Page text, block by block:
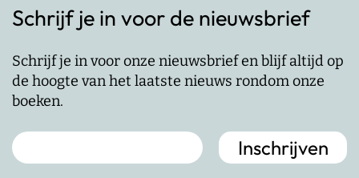
Schrijf je in voor de nieuwsbrief
Schrijf je in voor onze nieuwsbrief en blijf altijd op
de hoogte van het laatste nieuws rondom onze
boeken.